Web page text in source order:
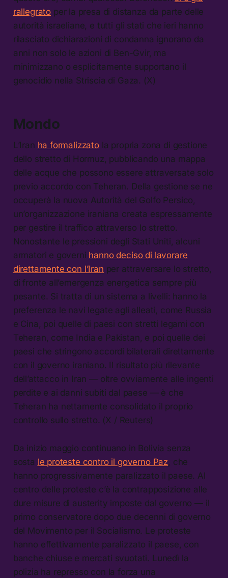
rallegrato per la presa di distanza da parte delle
autorità israeliane, e tutti gli stati che ieri hanno
rilasciato dichiarazioni di condanna ignorano da
anni non solo le azioni di Ben-Gvir, ma
minimizzano o esplicitamente supportano il
genocidio nella Striscia di Gaza. (X)
Mondo
L’Iran ha formalizzatola propria zona di gestione
dello stretto di Hormuz, pubblicando una mappa
delle acque che possono essere attraversate solo
previo accordo con Teheran. Della gestione se ne
occuperà la nuova Autorità del Golfo Persico,
un’organizzazione iraniana creata espressamente
per gestire il traffico attraverso lo stretto.
Nonostante le pressioni degli Stati Uniti, alcuni
armatori e governi hanno deciso di lavorare
direttamente con l’Iran per attraversare lo stretto,
di fronte all’emergenza energetica sempre più
pesante. Si tratta di un sistema a livelli: hanno la
preferenza le navi legate agli alleati, come Russia
e Cina, poi quelle di paesi con stretti legami con
Teheran, come India e Pakistan, e poi quelle dei
paesi che stringono accordi bilaterali direttamente
con il governo iraniano. Il risultato più rilevante
dell’attacco in Iran — oltre ovviamente alle ingenti
perdite e ai danni subiti dal paese — è che
Teheran ha nettamente consolidato il proprio
controllo sullo stretto. (X / Reuters)
Da inizio maggio continuano in Bolivia senza
sosta le proteste contro il governo Paz, che
hanno progressivamente paralizzato il paese. Al
centro delle proteste c’è la contrapposizione alle
dure misure di austerity imposte dal governo — il
primo conservatore dopo due decenni di governo
del Movimento per il Socialismo. Le proteste
hanno effettivamente paralizzato il paese, con
banche chiuse e mercati svuotati. Lunedì la
polizia ha represso con la forza una